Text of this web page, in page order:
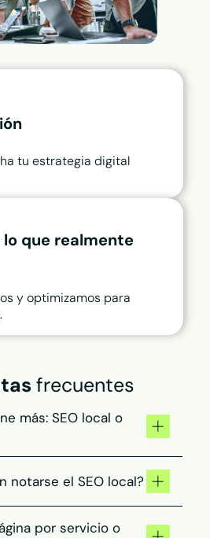
tu estrategia digital
que realmente
y optimizamos para
frecuentes
más: SEO local o
estable a medio
las campañas generan
En servicios
es combinarlos según
notarse el SEO local?
Puedes empezar a notar
por servicio o